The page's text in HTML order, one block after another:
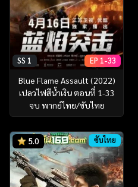
SS 1 EP 1-33
Blue Flame Assault (2022)
เปลวไฟสีน้ำเงิน ตอนที่ 1-33
จบ พากย์ไทย/ซับไทย
5.0 ซับไทย